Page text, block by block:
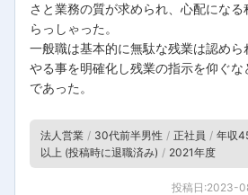
フォローしま
さと業務の質が求められ、心配にな
らっしゃった。
一般職は基本的に無駄な残業は認め
やる事を明確化し残業の指示を仰ぐ
であった。
法人営業 30代前半男性 正社員 年収
以上 (投稿時に退職済み)
2021年度
投稿日:2023-